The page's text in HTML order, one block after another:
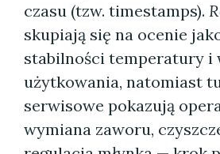
czasu (tzw. timestamps).
skupiają się na ocenie
stabilności temperatury i
użytkowania, natomiast
serwisowe pokazują
wymiana zaworu,